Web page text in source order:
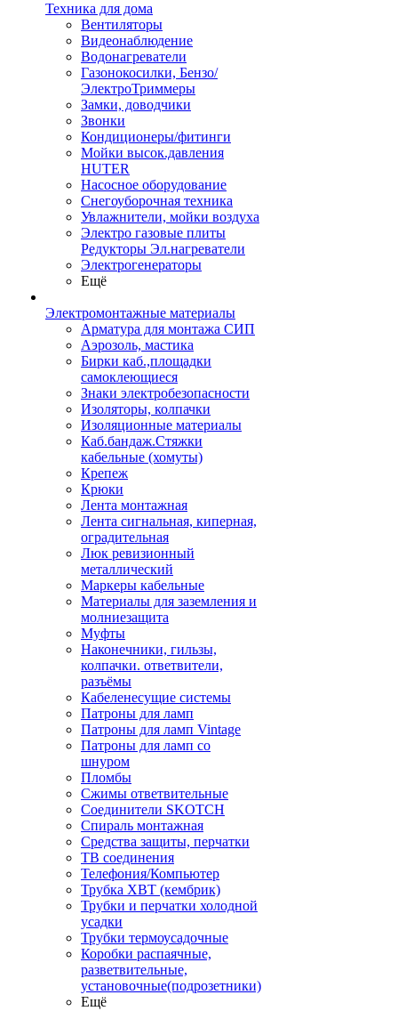
Техника для дома
Вентиляторы
Видеонаблюдение
Водонагреватели
Газонокосилки, Бензо/
ЭлектроТриммеры
Замки, доводчики
Звонки
Кондиционеры/фитинги
Мойки высок.давления
HUTER
Насосное оборудование
Снегоуборочная техника
Увлажнители, мойки воздуха
Электро газовые плиты
Редукторы Эл.нагреватели
Электрогенераторы
Ещё
Электромонтажные материалы
Арматура для монтажа СИП
Аэрозоль, мастика
Бирки каб.,площадки
самоклеющиеся
Знаки электробезопасности
Изоляторы, колпачки
Изоляционные материалы
Каб.бандаж.Стяжки
кабельные (хомуты)
Крепеж
Крюки
Лента монтажная
Лента сигнальная, киперная,
оградительная
Люк ревизионный
металлический
Маркеры кабельные
Материалы для заземления и
молниезащита
Муфты
Наконечники, гильзы,
колпачки. ответвители,
разъёмы
Кабеленесущие системы
Патроны для ламп
Патроны для ламп Vintage
Патроны для ламп со
шнуром
Пломбы
Сжимы ответвительные
Соединители SKOTCH
Спираль монтажная
Средства защиты, перчатки
ТВ соединения
Телефония/Компьютер
Трубка ХВТ (кембрик)
Трубки и перчатки холодной
усадки
Трубки термоусадочные
Коробки распаячные,
разветвительные,
установочные(подрозетники)
Ещё